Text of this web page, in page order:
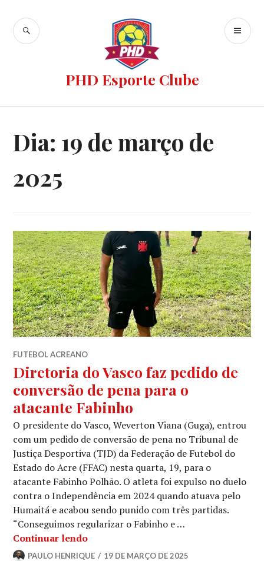
PHD Esporte Clube
Dia: 19 de março de
2025
FUTEBOL ACREANO
Diretoria do Vasco faz pedido de
conversão de pena para o
atacante Fabinho
O presidente do Vasco, Weverton Viana (Guga), entrou
com um pedido de conversão de pena no Tribunal de
Justiça Desportiva (TJD) da Federação de Futebol do
Estado do Acre (FFAC) nesta quarta, 19, para o
atacante Fabinho Polhão. O atleta foi expulso no duelo
contra o Independência em 2024 quando atuava pelo
Humaitá e acabou sendo punido com três partidas.
“Conseguimos regularizar o Fabinho e …
Continuar lendo
PAULO HENRIQUE 19 DE MARÇO DE 2025